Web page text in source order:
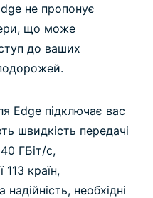
не пропонує
що може
до ваших
Edge підключає вас
швидкість передачі
ГБіт/с,
країн,
необхідні